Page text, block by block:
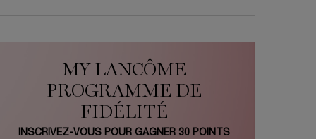
MY LANCÔME
PROGRAMME DE
FIDÉLITÉ
INSCRIVEZ-VOUS POUR GAGNER 30 POINTS